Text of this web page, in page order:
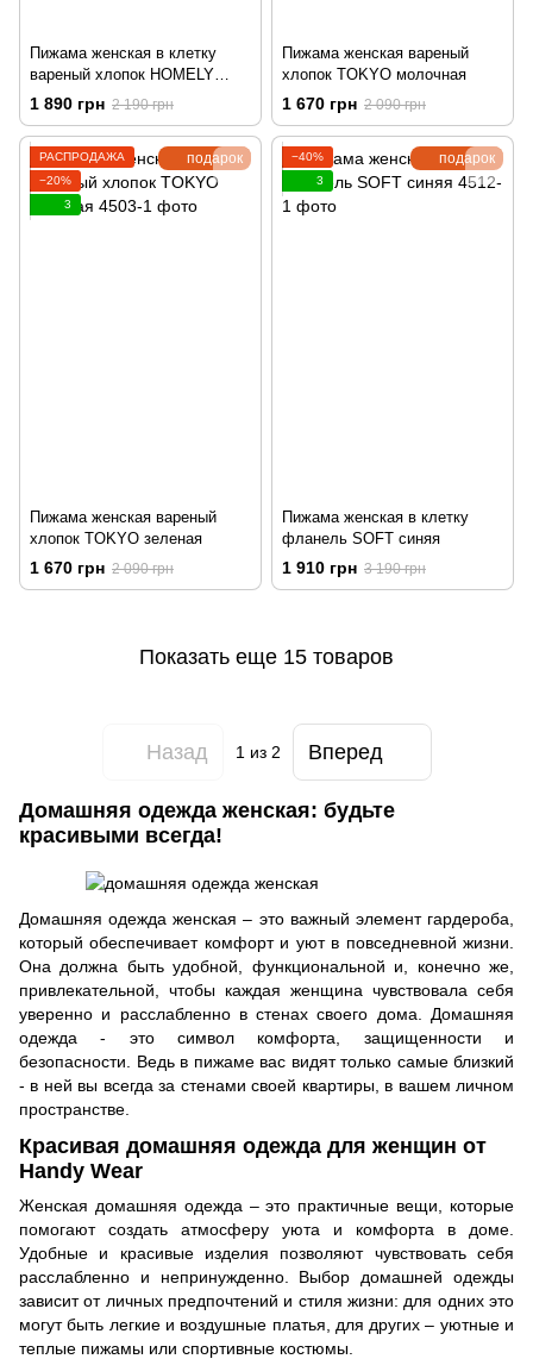
Пижама женская в клетку
вареный хлопок HOMELY
графит
1 890 грн 2 190 грн
Пижама женская вареный
хлопок TOKYO молочная
1 670 грн 2 090 грн
подарок
РАСПРОДАЖА
−20%
3
Пижама женская вареный
хлопок TOKYO зеленая
1 670 грн 2 090 грн
подарок
−40%
3
Пижама женская в клетку
фланель SOFT синяя
1 910 грн 3 190 грн
Показать еще 15 товаров
Назад 1из 2 Вперед
Домашняя одежда женская: будьте
красивыми всегда!
Домашняя одежда женская – это важный элемент гардероба,
который обеспечивает комфорт и уют в повседневной жизни.
Она должна быть удобной, функциональной и, конечно же,
привлекательной, чтобы каждая женщина чувствовала себя
уверенно и расслабленно в стенах своего дома. Домашняя
одежда - это символ комфорта, защищенности и
безопасности. Ведь в пижаме вас видят только самые близкий
- в ней вы всегда за стенами своей квартиры, в вашем личном
пространстве.
Красивая домашняя одежда для женщин от
Handy Wear
Женская домашняя одежда – это практичные вещи, которые
помогают создать атмосферу уюта и комфорта в доме.
Удобные и красивые изделия позволяют чувствовать себя
расслабленно и непринужденно. Выбор домашней одежды
зависит от личных предпочтений и стиля жизни: для одних это
могут быть легкие и воздушные платья, для других – уютные и
теплые пижамы или спортивные костюмы.